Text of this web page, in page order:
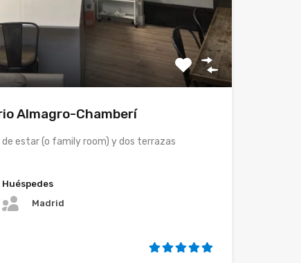
Almagro-Chamberí
estar (o family room) y dos terrazas
Huéspedes
Madrid